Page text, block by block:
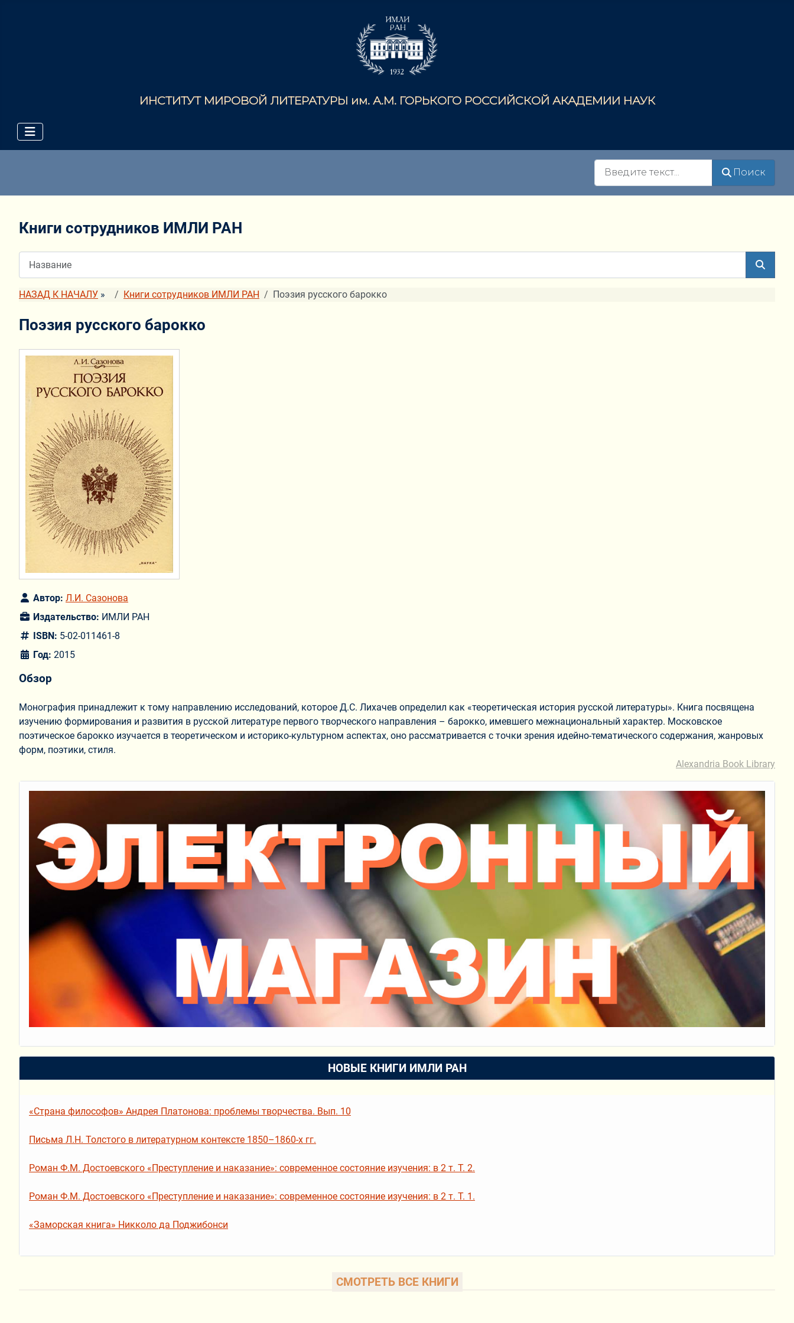
ИНСТИТУТ МИРОВОЙ ЛИТЕРАТУРЫ им. А.М. ГОРЬКОГО РОССИЙСКОЙ АКАДЕМИИ НАУК
Поиск
Книги сотрудников ИМЛИ РАН
НАЗАД К НАЧАЛУ » Книги сотрудников ИМЛИ РАН Поэзия русского барокко
Поэзия русского барокко
Автор: Л.И. Сазонова
Издательство: ИМЛИ РАН
ISBN: 5-02-011461-8
Год: 2015
Обзор
Монография принадлежит к тому направлению исследований, которое Д.С. Лихачев определил как «теоретическая история русской литературы». Книга посвящена
изучению формирования и развития в русской литературе первого творческого направления – барокко, имевшего межнациональный характер. Московское
поэтическое барокко изучается в теоретическом и историко-культурном аспектах, оно рассматривается с точки зрения идейно-тематического содержания, жанровых
форм, поэтики, стиля.
Alexandria Book Library
НОВЫЕ КНИГИ ИМЛИ РАН
«Страна философов» Андрея Платонова: проблемы творчества. Вып. 10
Письма Л.Н. Толстого в литературном контексте 1850–1860-х гг.
Роман Ф.М. Достоевского «Преступление и наказание»: современное состояние изучения: в 2 т. Т. 2.
Роман Ф.М. Достоевского «Преступление и наказание»: современное состояние изучения: в 2 т. Т. 1.
«Заморская книга» Никколо да Поджибонси
СМОТРЕТЬ ВСЕ КНИГИ